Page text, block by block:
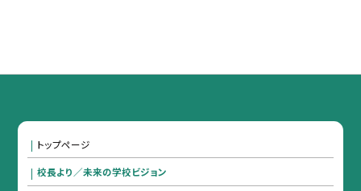
トップページ
校長より／未来の学校ビジョン